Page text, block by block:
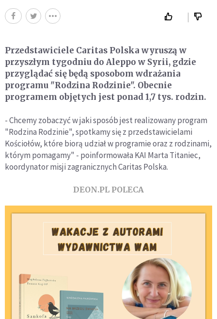
Przedstawiciele Caritas Polska wyruszą w
przyszłym tygodniu do Aleppo w Syrii, gdzie
przyglądać się będą sposobom wdrażania
programu "Rodzina Rodzinie". Obecnie
programem objętych jest ponad 1,7 tys. rodzin.
- Chcemy zobaczyć w jaki sposób jest realizowany program
"Rodzina Rodzinie", spotkamy się z przedstawicielami
Kościołów, które biorą udział w programie oraz z rodzinami,
którym pomagamy" - poinformowała KAI Marta Titaniec,
koordynator misji zagranicznych Caritas Polska.
DEON.PL POLECA